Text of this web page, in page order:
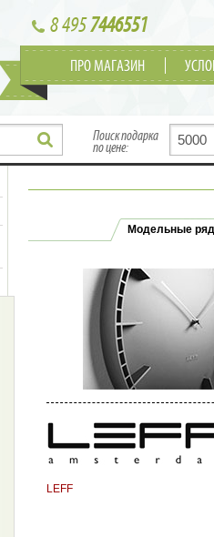
8 4957446551
ПРО МАГАЗИН
Поиск подарка
по цене:
Модельные
LEFF